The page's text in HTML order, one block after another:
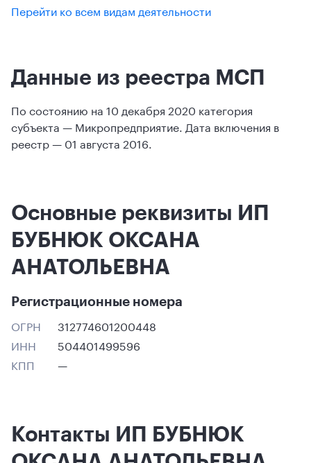
Перейти ко всем видам деятельности
Данные из реестра МСП
По состоянию на 10 декабря 2020 категория
субъекта — Микропредприятие. Дата включения в
реестр — 01 августа 2016.
Основные реквизиты ИП
БУБНЮК ОКСАНА
АНАТОЛЬЕВНА
Регистрационные номера
ОГРН
312774601200448
ИНН
504401499596
КПП
—
Контакты ИП БУБНЮК